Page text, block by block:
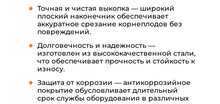
Точная и чистая выкопка — широкий
плоский наконечник обеспечивает
аккуратное срезание корнеплодов без
повреждений.
Долговечность и надежность —
изготовлен из высококачественной стали,
что обеспечивает прочность и стойкость к
износу.
Защита от коррозии — антикоррозийное
покрытие обусловливает длительный
срок службы оборудования в различных